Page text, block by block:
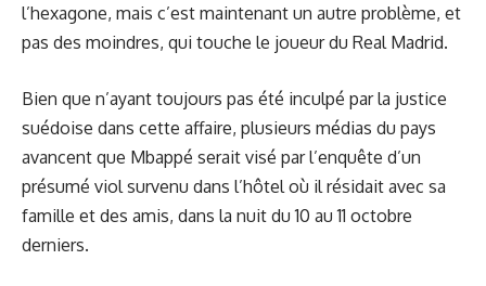
l’hexagone, mais c’est maintenant un autre problème, et
pas des moindres, qui touche le joueur du Real Madrid.
Bien que n’ayant toujours pas été inculpé par la justice
suédoise dans cette affaire, plusieurs médias du pays
avancent que Mbappé serait visé par l’enquête d’un
présumé viol survenu dans l’hôtel où il résidait avec sa
famille et des amis, dans la nuit du 10 au 11 octobre
derniers.